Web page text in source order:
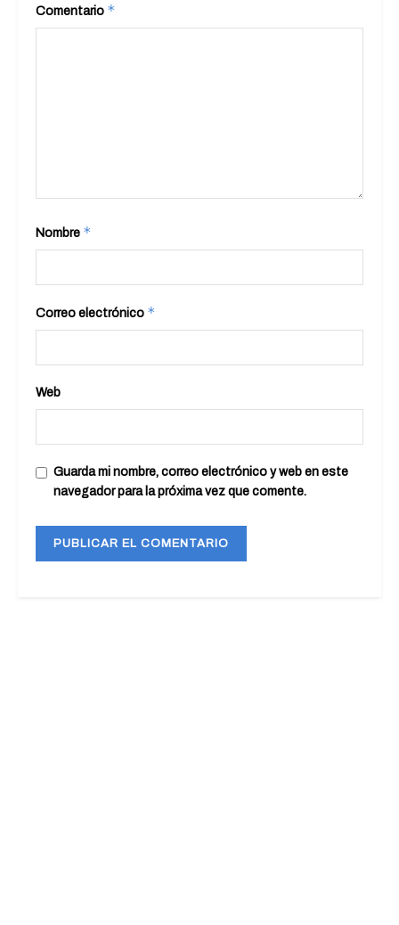
Comentario *
Nombre *
Correo electrónico *
Web
Guarda mi nombre, correo electrónico y web en este
navegador para la próxima vez que comente.